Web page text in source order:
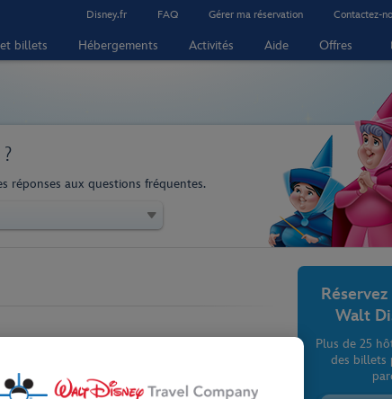
Disney.fr FAQ Gérer ma réservation Contactez-
billets Hébergements Activités Aide Offres
réponses aux questions fréquentes.
Walt
Plus de 25
des billets